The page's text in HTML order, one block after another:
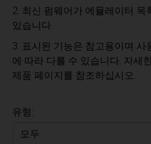
2. 최신 펌웨어가 에뮬레이터 목
있습니다.
3. 표시된 기능은 참고용이며 사
에 따라 다를 수 있습니다. 자세
제품 페이지를 참조하십시오.
유형: